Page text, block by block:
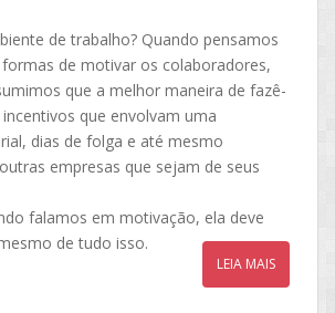
de trabalho? Quando pensamos
de motivar os colaboradores,
que a melhor maneira de fazê-
que envolvam uma
dias de folga e até mesmo
empresas que sejam de seus
falamos em motivação, ela deve
de tudo isso.
LEIA MAIS